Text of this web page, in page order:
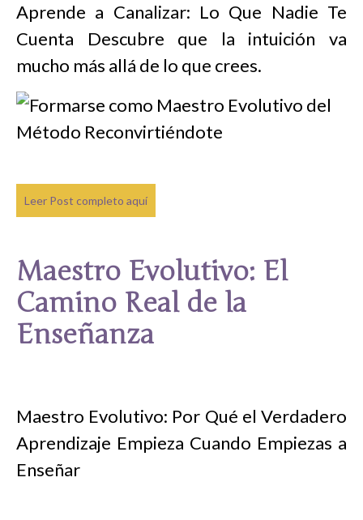
Aprende a Canalizar: Lo Que Nadie Te
Cuenta Descubre que la intuición va
mucho más allá de lo que crees.
Leer Post completo aquí
Maestro Evolutivo: El
Camino Real de la
Enseñanza
Maestro Evolutivo: Por Qué el Verdadero
Aprendizaje Empieza Cuando Empiezas a
Enseñar